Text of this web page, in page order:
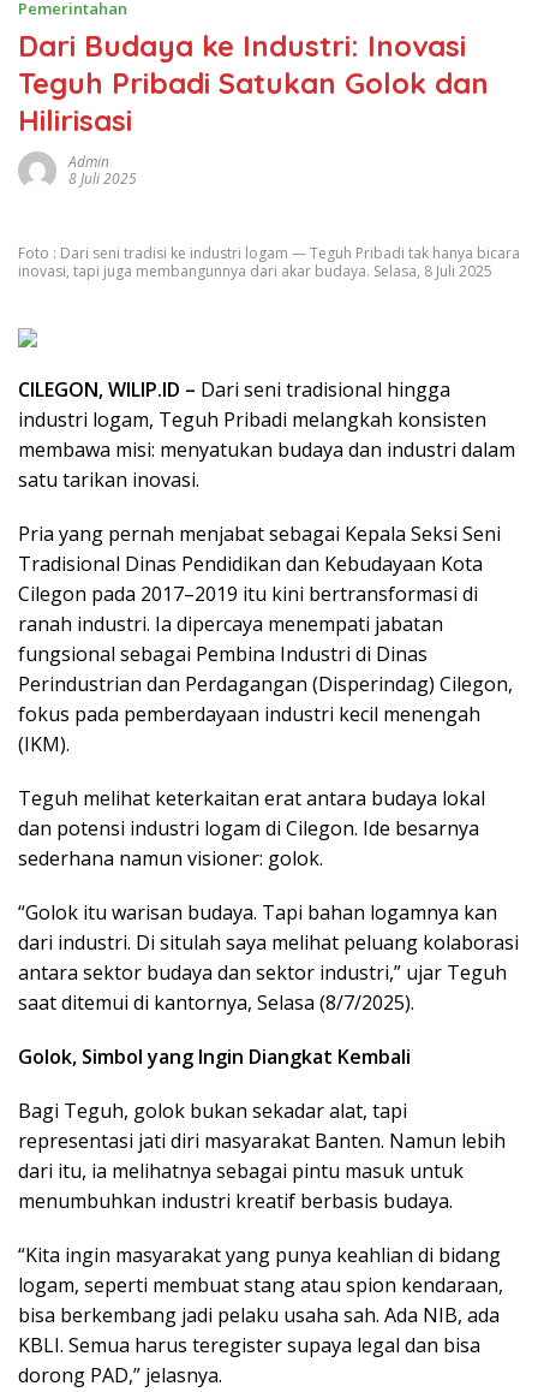
Pemerintahan
Dari Budaya ke Industri: Inovasi
Teguh Pribadi Satukan Golok dan
Hilirisasi
Admin
8 Juli 2025
Foto : Dari seni tradisi ke industri logam — Teguh Pribadi tak hanya bicara
inovasi, tapi juga membangunnya dari akar budaya. Selasa, 8 Juli 2025
CILEGON, WILIP.ID – Dari seni tradisional hingga
industri logam, Teguh Pribadi melangkah konsisten
membawa misi: menyatukan budaya dan industri dalam
satu tarikan inovasi.
Pria yang pernah menjabat sebagai Kepala Seksi Seni
Tradisional Dinas Pendidikan dan Kebudayaan Kota
Cilegon pada 2017–2019 itu kini bertransformasi di
ranah industri. Ia dipercaya menempati jabatan
fungsional sebagai Pembina Industri di Dinas
Perindustrian dan Perdagangan (Disperindag) Cilegon,
fokus pada pemberdayaan industri kecil menengah
(IKM).
Teguh melihat keterkaitan erat antara budaya lokal
dan potensi industri logam di Cilegon. Ide besarnya
sederhana namun visioner: golok.
“Golok itu warisan budaya. Tapi bahan logamnya kan
dari industri. Di situlah saya melihat peluang kolaborasi
antara sektor budaya dan sektor industri,” ujar Teguh
saat ditemui di kantornya, Selasa (8/7/2025).
Golok, Simbol yang Ingin Diangkat Kembali
Bagi Teguh, golok bukan sekadar alat, tapi
representasi jati diri masyarakat Banten. Namun lebih
dari itu, ia melihatnya sebagai pintu masuk untuk
menumbuhkan industri kreatif berbasis budaya.
“Kita ingin masyarakat yang punya keahlian di bidang
logam, seperti membuat stang atau spion kendaraan,
bisa berkembang jadi pelaku usaha sah. Ada NIB, ada
KBLI. Semua harus teregister supaya legal dan bisa
dorong PAD,” jelasnya.